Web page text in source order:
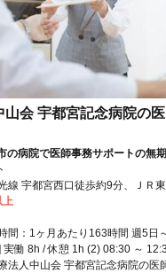
山会 宇都宮記念病院の
の病院で医師事務サポートの無
線 宇都宮西口徒歩約9分、ＪＲ
Ｒ宇都宮線〔東北本線〕・ＪＲ
宇都宮西口徒歩約9分 「東武宇都
煙
上
間：1ヶ月あたり163時間 週5日
実働 8h / 休憩 1h (2) 08:30 ～
法人中山会 宇都宮記念病院の医